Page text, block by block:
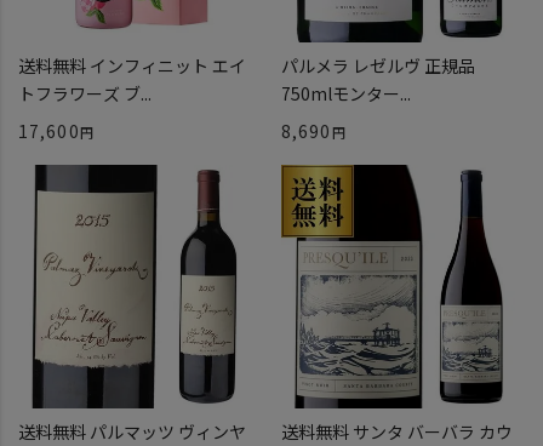
送料無料 インフィニット エイ
トフラワーズ ブ...
17,600
パルメラ レゼルヴ 正規品
750mlモンター...
8,690
送料無料 パルマッツ ヴィンヤ
送料無料 サンタ バーバラ カウ